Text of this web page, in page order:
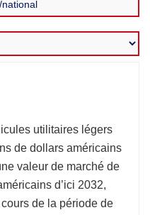
utilitaires légers
de dollars américains
valeur de marché de
d’ici 2032,
de la période de